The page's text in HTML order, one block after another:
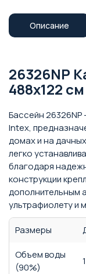
Описание
26326NP
488х122
Бассейн 26326NP
Intex,
домах и на
легко
благодаря
конструкции
дополнительным
ультрафиолету и
Размеры
Объем воды
(90%)